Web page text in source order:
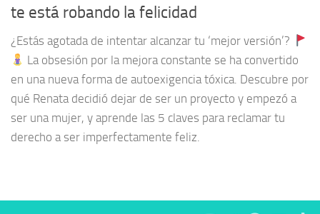
te está robando la felicidad
¿Estás agotada de intentar alcanzar tu ‘mejor versión’?
La obsesión por la mejora constante se ha convertido
en una nueva forma de autoexigencia tóxica. Descubre por
qué Renata decidió dejar de ser un proyecto y empezó a
ser una mujer, y aprende las 5 claves para reclamar tu
derecho a ser imperfectamente feliz.